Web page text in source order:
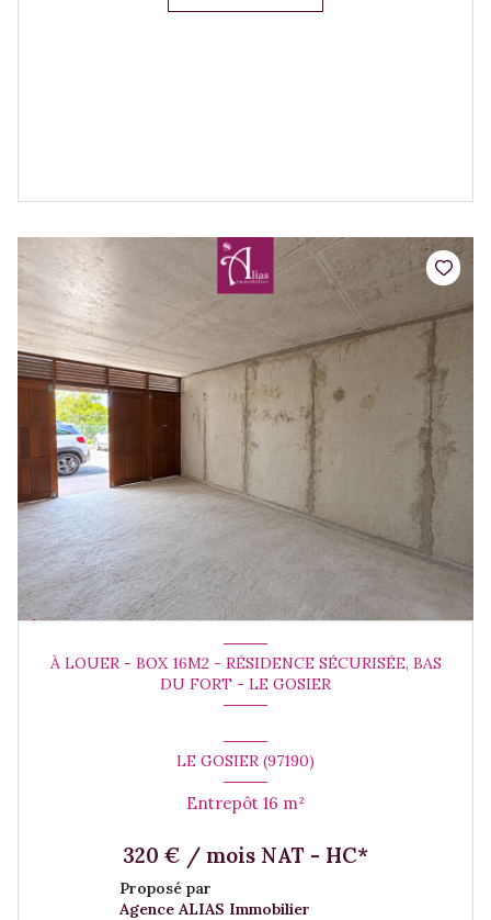
À LOUER - BOX 16M2 - RÉSIDENCE SÉCURISÉE, BAS
DU FORT - LE GOSIER
LE GOSIER (97190)
Entrepôt 16 m²
320 € / mois NAT - HC*
Proposé par
Agence ALIAS Immobilier